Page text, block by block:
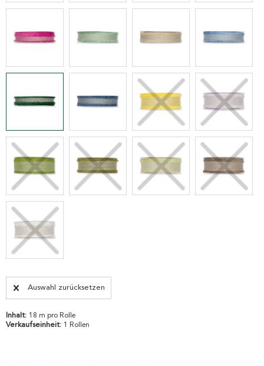
Auswahl zurücksetzen
Inhalt: 18 m pro Rolle
Verkaufseinheit: 1 Rollen